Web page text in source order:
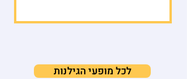
לכל מופעי הגילנות